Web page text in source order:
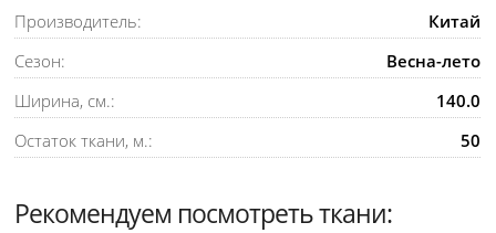
Производитель:
Китай
Сезон:
Весна-лето
Ширина, см.:
140.0
Остаток ткани, м.:
50
Рекомендуем посмотреть ткани: